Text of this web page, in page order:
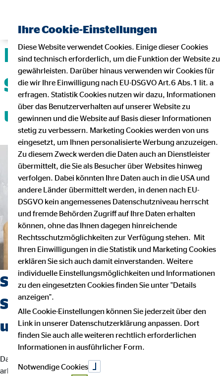
Deine Karriere mit
Sicherheit, Flexibilität
und Teamgeist!
Suchst du einen Job, der
Sicherheit, Selbstbestimmung
und Flexibilität vereint?
Dann bist du bei uns richtig. Wir glauben, dass man am besten
arbeitet, wenn man seinem eigenen Rhythmus folgt.
Ihre Cookie-Einstellungen
Diese Website verwendet Cookies. Einige dieser Cookies
sind technisch erforderlich, um die Funktion der Website zu
gewährleisten. Darüber hinaus verwenden wir Cookies für
die wir Ihre Einwilligung nach EU-DSGVO Art.6 Abs.1 lit. a
erfragen. Statistik Cookies nutzen wir dazu, Informationen
über das Benutzerverhalten auf unserer Website zu
gewinnen und die Website auf Basis dieser Informationen
stetig zu verbessern. Marketing Cookies werden von uns
eingesetzt, um Ihnen personalisierte Werbung anzuzeigen.
Zu diesem Zweck werden die Daten auch an Dienstleister
übermittelt, die Sie als Besucher über Websites hinweg
verfolgen. Dabei könnten Ihre Daten auch in die USA und
andere Länder übermittelt werden, in denen nach EU-
DSGVO kein angemessenes Datenschutzniveau herrscht
und fremde Behörden Zugriff auf Ihre Daten erhalten
können, ohne das Ihnen dagegen hinreichende
Rechtsschutzmöglichkeiten zur Verfügung stehen. Mit
Ihren Einwilligungen in die Statistik und Marketing Cookies
erklären Sie sich auch damit einverstanden. Weitere
individuelle Einstellungsmöglichkeiten und Informationen
zu den eingesetzten Cookies finden Sie unter "Details
anzeigen".
Alle Cookie-Einstellungen können Sie jederzeit über den
Link in unserer Datenschutzerklärung anpassen. Dort
finden Sie auch alle weiteren rechtlich erforderlichen
Informationen in ausführlicher Form.
Notwendige Cookies